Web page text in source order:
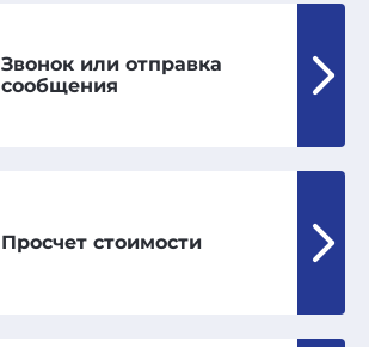
Звонок или отправка
сообщения
Просчет стоимости